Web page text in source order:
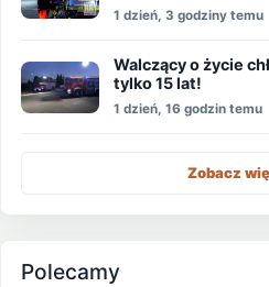
1 dzień, 3 godziny temu
Walczący o życie
tylko 15 lat!
1 dzień, 16 godzin temu
Zobacz
Polecamy